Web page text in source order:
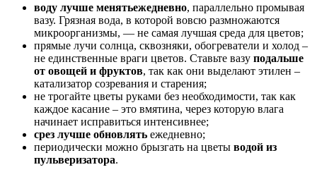
воду лучше менятьежедневно, параллельно промывая
вазу. Грязная вода, в которой вовсю размножаются
микроорганизмы, — не самая лучшая среда для цветов;
прямые лучи солнца, сквозняки, обогреватели и холод –
не единственные враги цветов. Ставьте вазу подальше
от овощей и фруктов, так как они выделают этилен –
катализатор созревания и старения;
не трогайте цветы руками без необходимости, так как
каждое касание – это вмятина, через которую влага
начинает исправиться интенсивнее;
срез лучше обновлять ежедневно;
периодически можно брызгать на цветы водой из
пульверизатора.